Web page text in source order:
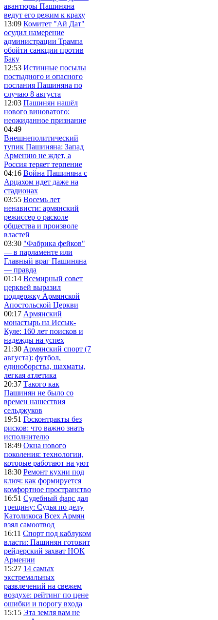
авантюры Пашиняна
ведут его режим к краху
13:09 Комитет "Ай Дат"
осудил намерение
администрации Трампа
обойти санкции против
Баку
12:53 Истинные посылы
постыдного и опасного
послания Пашиняна по
случаю 8 августа
12:03 Пашинян нашёл
нового виноватого:
неожиданное признание
04:49
Внешнеполитический
тупик Пашиняна: Запад
Армению не ждет, а
Россия теряет терпение
04:16 Война Пашиняна с
Арцахом идет даже на
стадионах
03:55 Восемь лет
ненависти: армянский
режиссер о расколе
общества и произволе
властей
03:30 "Фабрика фейков"
— в парламенте или
Главный враг Пашиняна
— правда
01:14 Всемирный совет
церквей выразил
поддержку Армянской
Апостольской Церкви
00:17 Армянский
монастырь на Иссык-
Куле: 160 лет поисков и
надежды на успех
21:30 Армянский спорт (7
августа): футбол,
единоборства, шахматы,
легкая атлетика
20:37 Такого как
Пашинян не было со
времен нашествия
сельджуков
19:51 Госконтракты без
рисков: что важно знать
исполнителю
18:49 Окна нового
поколения: технологии,
которые работают на уют
18:30 Ремонт кухни под
ключ: как формируется
комфортное пространство
16:51 Судебный фарс дал
трещину: Судья по делу
Католикоса Всех Армян
взял самоотвод
16:11 Спорт под каблуком
власти: Пашинян готовит
рейдерский захват НОК
Армении
15:27 14 самых
экстремальных
развлечений на свежем
воздухе: рейтинг по цене
ошибки и порогу входа
15:15 Эта земля вам не